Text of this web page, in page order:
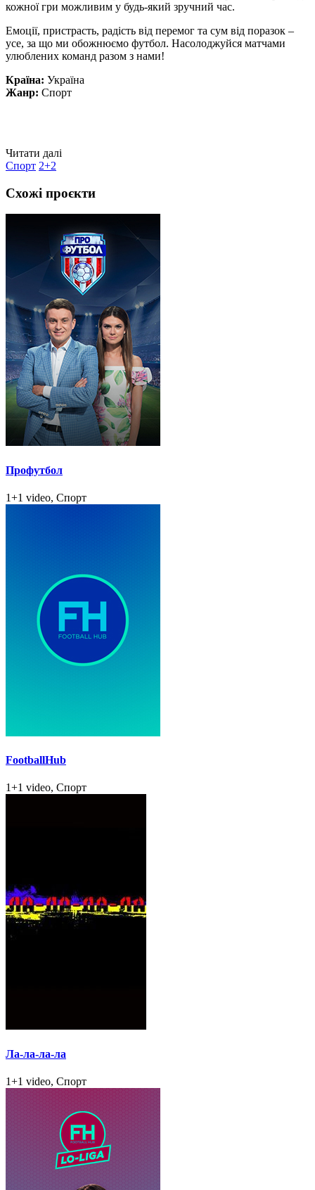
кожної гри можливим у будь-який зручний час.
Емоції, пристрасть, радість від перемог та сум від поразок –
усе, за що ми обожнюємо футбол. Насолоджуйся матчами
улюблених команд разом з нами!
Країна: Україна
Жанр: Спорт
Читати далі
Спорт 2+2
Схожі проєкти
Профутбол
1+1 video, Спорт
FootballHub
1+1 video, Спорт
Ла-ла-ла-ла
1+1 video, Спорт